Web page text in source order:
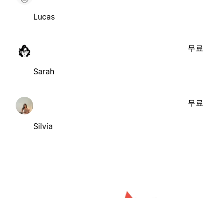
Lucas
Sarah
무료
Silvia
무료